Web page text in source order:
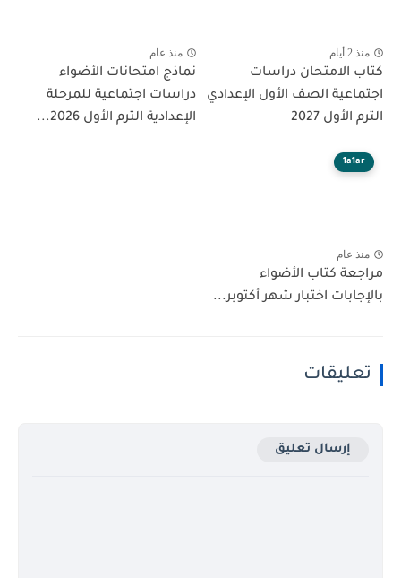
منذ 2 أيام
كتاب الامتحان دراسات
اجتماعية الصف الأول الإعدادي
الترم الأول 2027
منذ عام
نماذج امتحانات الأضواء
دراسات اجتماعية للمرحلة
الإعدادية الترم الأول 2026...
1a1ar
منذ عام
مراجعة كتاب الأضواء
بالإجابات اختبار شهر أكتوبر...
تعليقات
إرسال تعليق